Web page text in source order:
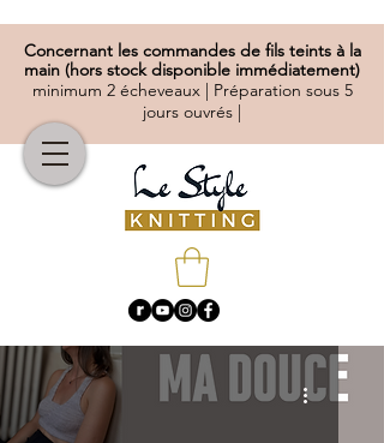
Concernantles commandes de fils teints à la
main (hors stock disponible immédiatement)
minimum 2 écheveaux | Préparation sous 5
jours ouvrés |